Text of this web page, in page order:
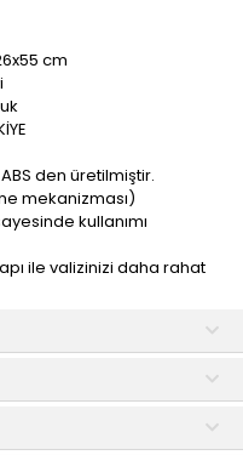
cm
den üretilmiştir.
mekanizması)
kullanımı
ile valizinizi daha rahat
4'lü tekerlek